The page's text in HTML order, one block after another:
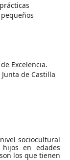
Excelencia.
de Castilla
sociocultural
en edades
los que tienen